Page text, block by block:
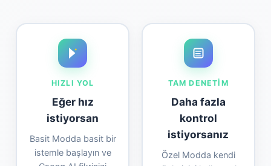
HIZLI YOL
Eğer hız
istiyorsan
Basit Modda basit bir
istemle başlayın ve
TAM DENETIM
Daha fazla
kontrol
istiyorsanız
Özel Modda kendi